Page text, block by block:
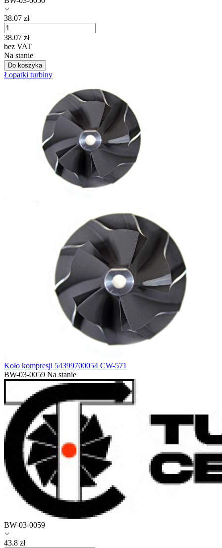
38.07 zł
38.07 zł
bez VAT
Na stanie
Do koszyka
Łopatki turbiny
Koło kompresji 54399700054 CW-571
BW-03-0059 Na stanie
BW-03-0059
43.8 zł